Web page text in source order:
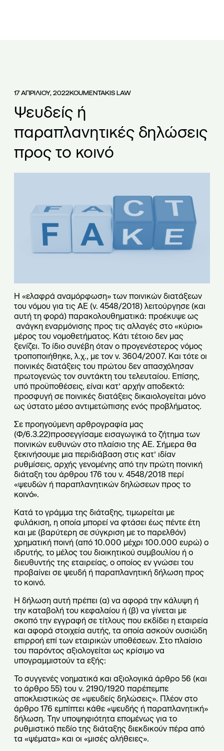
17 ΑΠΡΙΛΙΟΥ, 2022KOUMENTAKIS LAW
Ψευδείς ή
παραπλανητικές δηλώσεις
προς το κοινό
Η «ελαφρά αναμόρφωση» των ποινικών διατάξεων
του νόμου για τις ΑΕ (ν. 4548/2018) λειτούργησε (και
αυτή τη φορά) παρακολουθηματικά: προέκυψε ως
ανάγκη εναρμόνισης προς τις αλλαγές στο «κύριο»
μέρος του νομοθετήματος. Κάτι τέτοιο δεν μας
ξενίζει. Το ίδιο συνέβη όταν ο προγενέστερος νόμος
τροποποιήθηκε, λ.χ., με τον ν. 3604/2007. Και τότε οι
ποινικές διατάξεις του πρώτου δεν απασχόλησαν
πρωτογενώς τον συντάκτη του τελευταίου. Επίσης,
υπό προϋποθέσεις, είναι κατ’ αρχήν αποδεκτό:
προσφυγή σε ποινικές διατάξεις δικαιολογείται μόνο
ως ύστατο μέσο αντιμετώπισης ενός προβλήματος.
Σε προηγούμενη αρθρογραφία μας
(Φ/6.3.22)προσεγγίσαμε εισαγωγικά το ζήτημα των
ποινικών ευθυνών στο πλαίσιο της ΑΕ. Σήμερα θα
ξεκινήσουμε μια περιδιάβαση στις κατ’ ιδίαν
ρυθμίσεις, αρχής γενομένης από την πρώτη ποινική
διάταξη του άρθρου 176 του ν. 4548/2018 περί
«ψευδών ή παραπλανητικών δηλώσεων προς το
κοινό».
Κατά το γράμμα της διάταξης, τιμωρείται με
φυλάκιση, η οποία μπορεί να φτάσει έως πέντε έτη
και με (βαρύτερη σε σύγκριση με το παρελθόν)
χρηματική ποινή (από 10.000 μέχρι 100.000 ευρώ) ο
ιδρυτής, το μέλος του διοικητικού συμβουλίου ή ο
διευθυντής της εταιρείας, ο οποίος εν γνώσει του
προβαίνει σε ψευδή ή παραπλανητική δήλωση προς
το κοινό.
Η δήλωση αυτή πρέπει (α) να αφορά την κάλυψη ή
την καταβολή του κεφαλαίου ή (β) να γίνεται με
σκοπό την εγγραφή σε τίτλους που εκδίδει η εταιρεία
και αφορά στοιχεία αυτής, τα οποία ασκούν ουσιώδη
επιρροή επί των εταιρικών υποθέσεων. Στο πλαίσιο
του παρόντος αξιολογείται ως κρίσιμο να
υπογραμμιστούν τα εξής:
Το συγγενές νοηματικά και αξιολογικά άρθρο 56 (και
το άρθρο 55) του ν. 2190/1920 παρέπεμπε
αποκλειστικώς σε «ψευδείς δηλώσεις». Πλέον στο
άρθρο 176 εμπίπτει κάθε «ψευδής ή παραπλανητική»
δήλωση. Την υποψηφιότητα επομένως για το
ρυθμιστικό πεδίο της διάταξης διεκδικούν πέρα από
τα «ψέματα» και οι «μισές αλήθειες».